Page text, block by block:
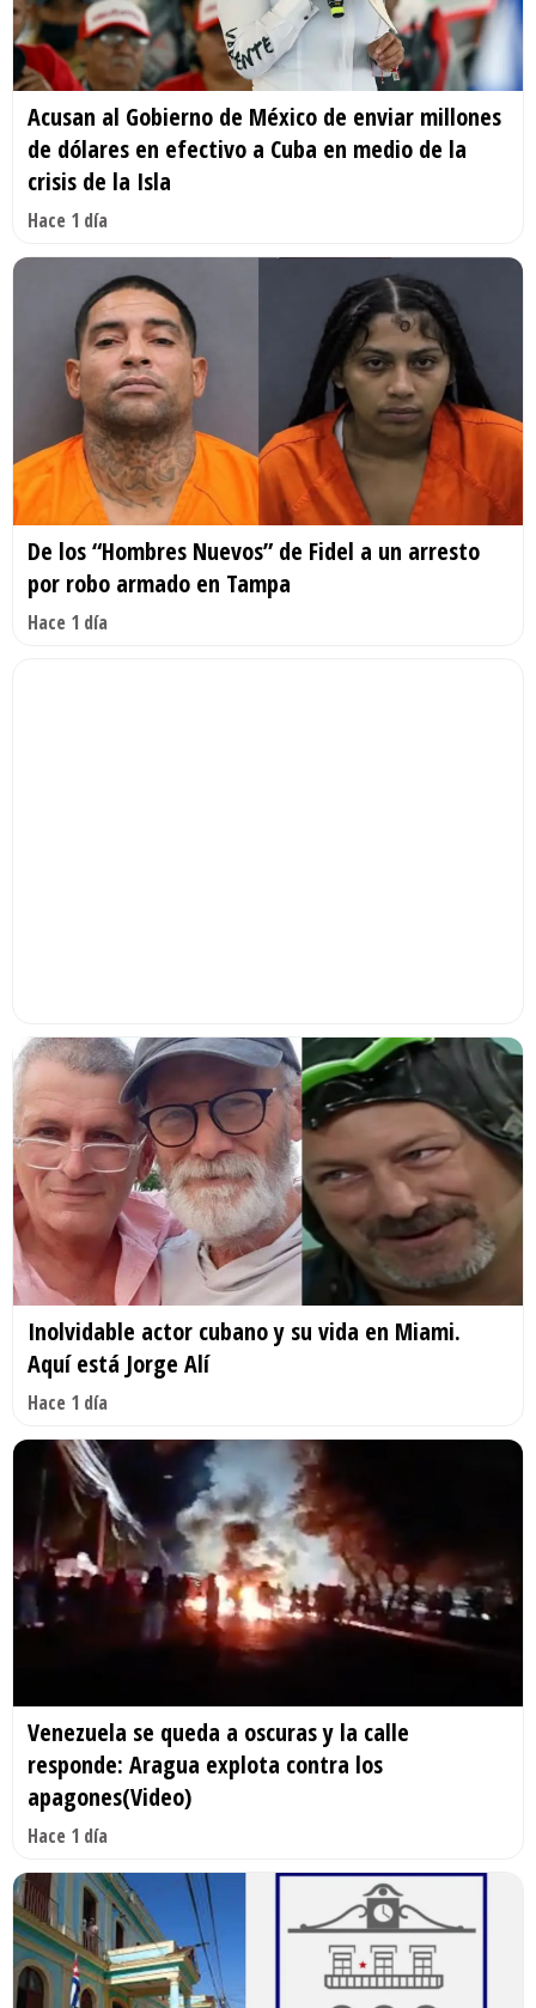
Acusan al Gobierno de México de enviar millones
de dólares en efectivo a Cuba en medio de la
crisis de la Isla
Hace 1 día
De los “Hombres Nuevos” de Fidel a un arresto
por robo armado en Tampa
Hace 1 día
Inolvidable actor cubano y su vida en Miami.
Aquí está Jorge Alí
Hace 1 día
Venezuela se queda a oscuras y la calle
responde: Aragua explota contra los
apagones(Video)
Hace 1 día